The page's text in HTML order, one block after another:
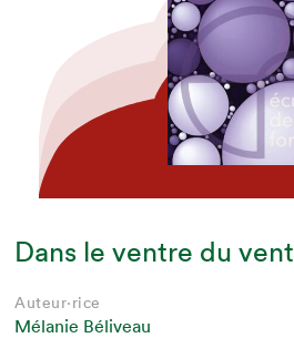
Dans le ventre du vent
Auteur·rice
Mélanie Béliveau